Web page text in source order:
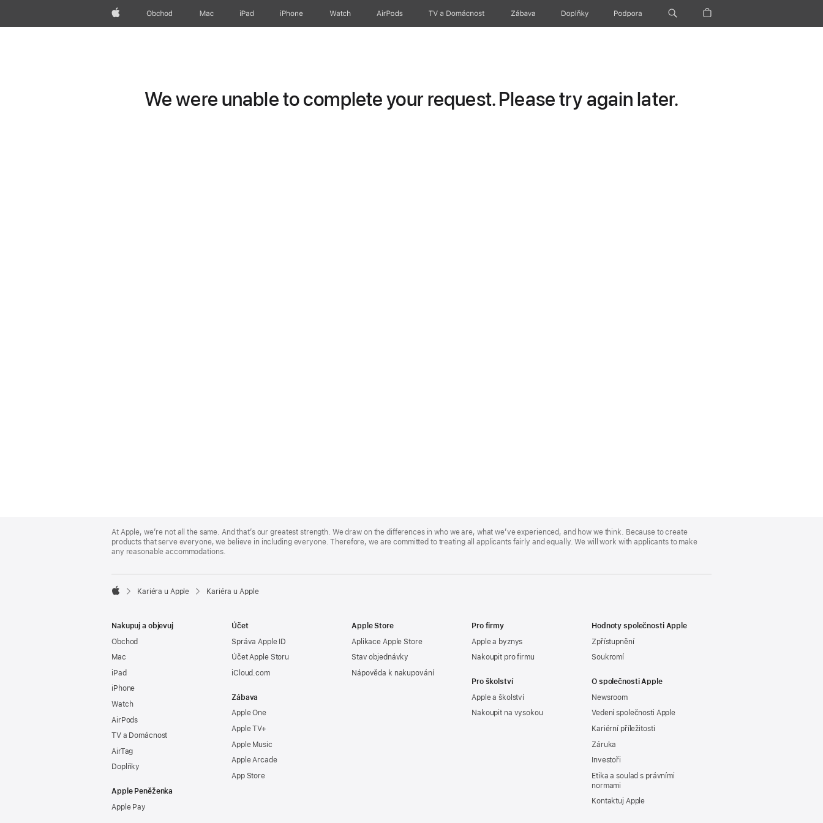
AppleObchod Mac iPad iPhone Watch AirPods TV a Domácnost Zábava Doplňky Podpora
We were unable to complete your request. Please try again later.
Footer
At Apple, we’re not all the same. And that’s our greatest strength. We draw on the differences in who we are, what we’ve experienced, and how we think. Because to create
products that serve everyone, we believe in including everyone. Therefore, we are committed to treating all applicants fairly and equally. We will work with applicants to make
any reasonable accommodations.

Kariéra u Apple Kariéra u Apple
Nakupuj a objevuj
Obchod
Mac
iPad
iPhone
Watch
AirPods
TV a Domácnost
AirTag
Doplňky
Apple Peněženka
Apple Pay
Účet
Správa Apple ID
Účet Apple Storu
iCloud.com
Zábava
Apple One
Apple TV+
Apple Music
Apple Arcade
App Store
Apple Store
Aplikace Apple Store
Stav objednávky
Nápověda k nakupování
Pro firmy
Apple a byznys
Nakoupit pro firmu
Pro školství
Apple a školství
Nakoupit na vysokou
Hodnoty společnosti Apple
Zpřístupnění
Soukromí
O společnosti Apple
Newsroom
Vedení společnosti Apple
Kariérní příležitosti
Záruka
Investoři
Etika a soulad s právními
normami
Kontaktuj Apple